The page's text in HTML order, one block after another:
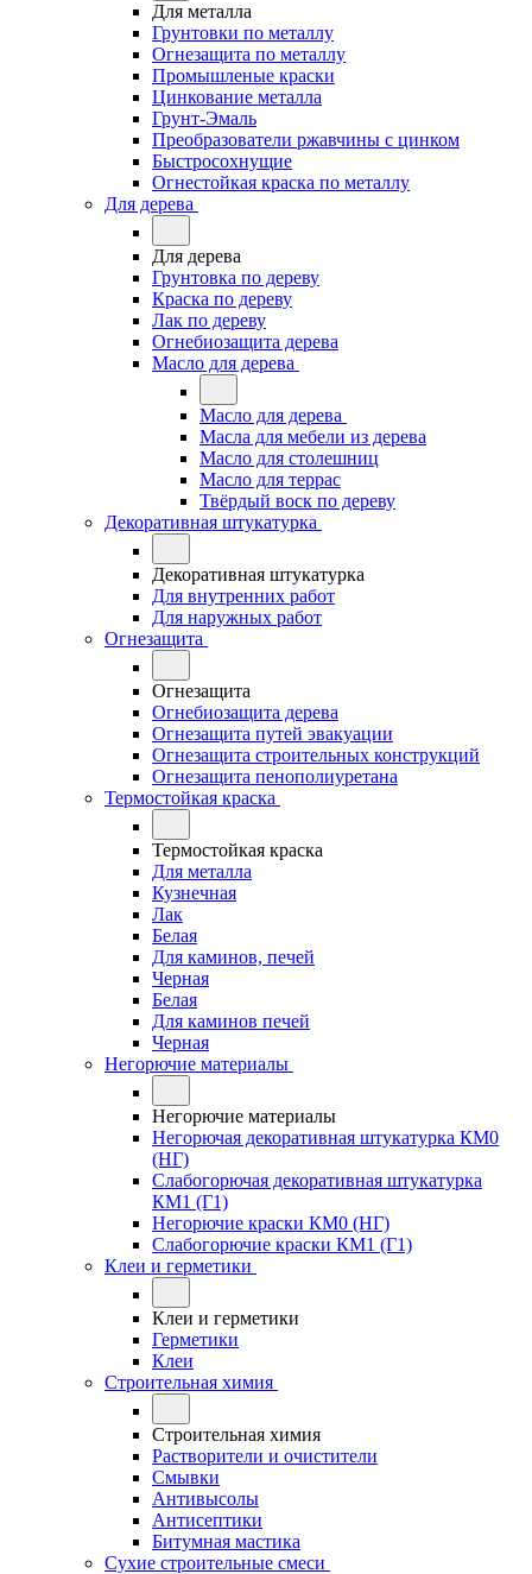
Для металла
Грунтовки по металлу
Огнезащита по металлу
Промышленые краски
Цинкование металла
Грунт-Эмаль
Преобразователи ржавчины с цинком
Быстросохнущие
Огнестойкая краска по металлу
Для дерева
Для дерева
Грунтовка по дереву
Краска по дереву
Лак по дереву
Огнебиозащита дерева
Масло для дерева
Масло для дерева
Масла для мебели из дерева
Масло для столешниц
Масло для террас
Твёрдый воск по дереву
Декоративная штукатурка
Декоративная штукатурка
Для внутренних работ
Для наружных работ
Огнезащита
Огнезащита
Огнебиозащита дерева
Огнезащита путей эвакуации
Огнезащита строительных конструкций
Огнезащита пенополиуретана
Термостойкая краска
Термостойкая краска
Для металла
Кузнечная
Лак
Белая
Для каминов, печей
Черная
Белая
Для каминов печей
Черная
Негорючие материалы
Негорючие материалы
Негорючая декоративная штукатурка КМ0
(НГ)
Слабогорючая декоративная штукатурка
КМ1 (Г1)
Негорючие краски КМ0 (НГ)
Слабогорючие краски КМ1 (Г1)
Клеи и герметики
Клеи и герметики
Герметики
Клеи
Строительная химия
Строительная химия
Растворители и очистители
Смывки
Антивысолы
Антисептики
Битумная мастика
Сухие строительные смеси